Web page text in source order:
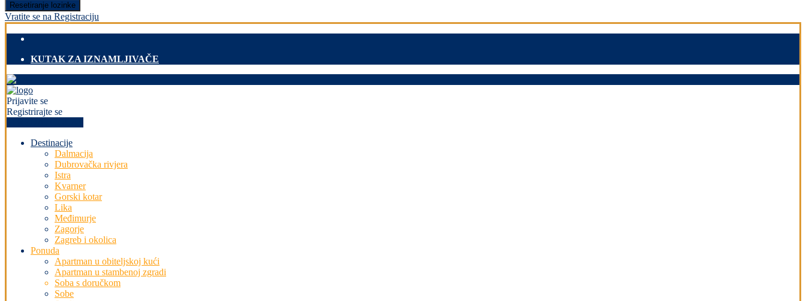
Resetiranje lozinke
Vratite se na Registraciju
KUTAK ZA IZNAMLJIVAČE
Prijavite se
Registrirajte se
Destinacije
Dalmacija
Dubrovačka rivjera
Istra
Kvarner
Gorski kotar
Lika
Međimurje
Zagorje
Zagreb i okolica
Ponuda
Apartman u obiteljskoj kući
Apartman u stambenoj zgradi
Soba s doručkom
Sobe